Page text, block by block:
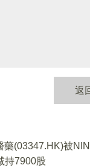
返
藥(03347.HK)被
持7900股